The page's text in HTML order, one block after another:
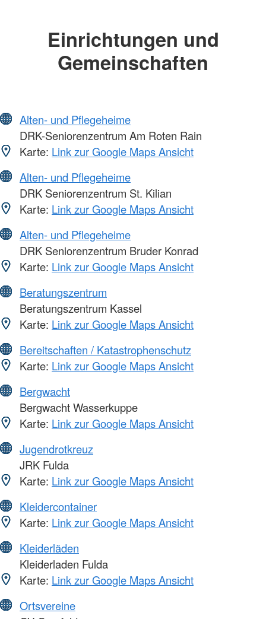
Einrichtungen und
Gemeinschaften
Alten- und Pflegeheime
DRK-Seniorenzentrum Am Roten Rain
Karte: Link zur Google Maps Ansicht
Alten- und Pflegeheime
DRK Seniorenzentrum St. Kilian
Karte: Link zur Google Maps Ansicht
Alten- und Pflegeheime
DRK Seniorenzentrum Bruder Konrad
Karte: Link zur Google Maps Ansicht
Beratungszentrum
Beratungszentrum Kassel
Karte: Link zur Google Maps Ansicht
Bereitschaften / Katastrophenschutz
Karte: Link zur Google Maps Ansicht
Bergwacht
Bergwacht Wasserkuppe
Karte: Link zur Google Maps Ansicht
Jugendrotkreuz
JRK Fulda
Karte: Link zur Google Maps Ansicht
Kleidercontainer
Karte: Link zur Google Maps Ansicht
Kleiderläden
Kleiderladen Fulda
Karte: Link zur Google Maps Ansicht
Ortsvereine